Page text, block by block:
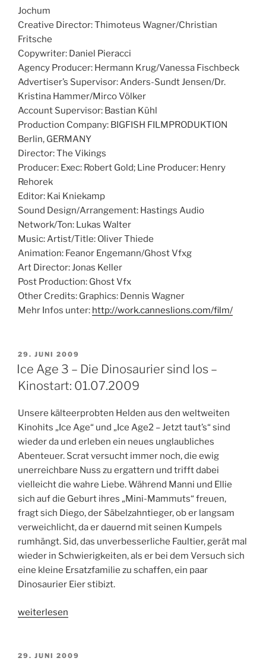
Jochum
Creative Director: Thimoteus Wagner/Christian
Fritsche
Copywriter: Daniel Pieracci
Agency Producer: Hermann Krug/Vanessa Fischbeck
Advertiser’s Supervisor: Anders-Sundt Jensen/Dr.
Kristina Hammer/Mirco Völker
Account Supervisor: Bastian Kühl
Production Company: BIGFISH FILMPRODUKTION
Berlin, GERMANY
Director: The Vikings
Producer: Exec: Robert Gold; Line Producer: Henry
Rehorek
Editor: Kai Kniekamp
Sound Design/Arrangement: Hastings Audio
Network/Ton: Lukas Walter
Music: Artist/Title: Oliver Thiede
Animation: Feanor Engemann/Ghost Vfxg
Art Director: Jonas Keller
Post Production: Ghost Vfx
Other Credits: Graphics: Dennis Wagner
Mehr Infos unter: http://work.canneslions.com/film/
VERÖFFENTLICHT
AM
29. JUNI 2009
Ice Age 3 – Die Dinosaurier sind los –
Kinostart: 01.07.2009
Unsere kälteerprobten Helden aus den weltweiten
Kinohits „Ice Age“ und „Ice Age2 – Jetzt taut’s“ sind
wieder da und erleben ein neues unglaubliches
Abenteuer. Scrat versucht immer noch, die ewig
unerreichbare Nuss zu ergattern und trifft dabei
vielleicht die wahre Liebe. Während Manni und Ellie
sich auf die Geburt ihres „Mini-Mammuts“ freuen,
fragt sich Diego, der Säbelzahntieger, ob er langsam
verweichlicht, da er dauernd mit seinen Kumpels
rumhängt. Sid, das unverbesserliche Faultier, gerät mal
wieder in Schwierigkeiten, als er bei dem Versuch sich
eine kleine Ersatzfamilie zu schaffen, ein paar
Dinosaurier Eier stibizt.
„Ice
–
weiterlesen
VERÖFFENTLICHT
29. JUNI 2009